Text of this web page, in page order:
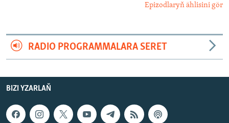
Epizodlaryň ählisini gör
RADIO PROGRAMMALARA SERET
BIZI YZARLAŇ